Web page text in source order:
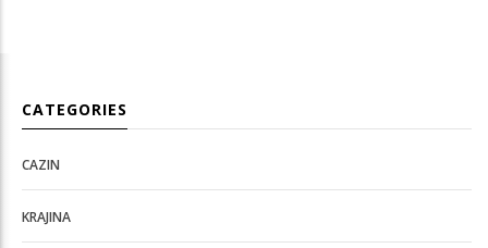
CATEGORIES
CAZIN
KRAJINA